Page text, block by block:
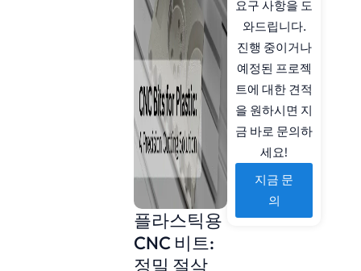
플라스틱용
CNC 비트:
정밀 절삭
요구 사항을 도
와드립니다.
진행 중이거나
예정된 프로젝
트에 대한 견적
을 원하시면 지
금 바로 문의하
세요!
지금 문
의